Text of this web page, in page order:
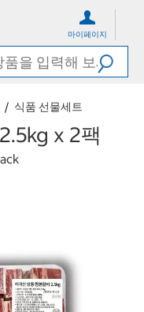
마이페이지
식품 선물세트
x 2팩